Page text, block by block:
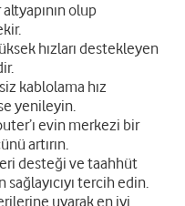
olup
hızları destekleyen
kablolama hız
yenileyin.
evin merkezi bir
artırın.
desteği ve taahhüt
sağlayıcıyı tercih edin.
uyarak en iyi